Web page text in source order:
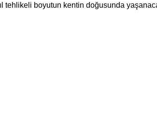
boyutun kentin doğusunda